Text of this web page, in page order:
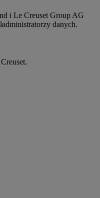
i Le Creuset Group AG
danych.